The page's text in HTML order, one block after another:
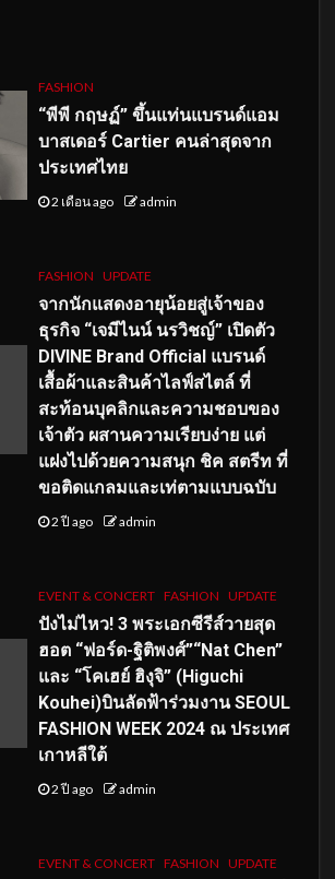
FASHION
“พีพี กฤษฏ์” ขึ้นแท่นแบรนด์แอม
บาสเดอร์ Cartier คนล่าสุดจาก
ประเทศไทย
2 เดือน ago admin
FASHION UPDATE
จากนักแสดงอายุน้อยสู่เจ้าของ
ธุรกิจ “เจมีไนน์ นรวิชญ์” เปิดตัว
DIVINE Brand Official แบรนด์
เสื้อผ้าและสินค้าไลฟ์สไตล์ ที่
สะท้อนบุคลิกและความชอบของ
เจ้าตัว ผสานความเรียบง่าย แต่
แฝงไปด้วยความสนุก ชิค สตรีท ที่
ขอติดแกลมและเท่ตามแบบฉบับ
2 ปี ago admin
EVENT & CONCERT FASHION UPDATE
ปังไม่ไหว! 3 พระเอกซีรีส์วายสุด
ฮอต “ฟอร์ด-ฐิติพงศ์”“Nat Chen”
และ “โคเฮย์ ฮิงุจิ” (Higuchi
Kouhei)บินลัดฟ้าร่วมงาน SEOUL
FASHION WEEK 2024 ณ ประเทศ
เกาหลีใต้
2 ปี ago admin
EVENT & CONCERT FASHION UPDATE